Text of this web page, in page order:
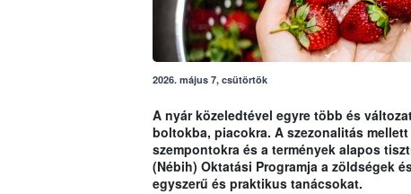
2026. május 7, csütörtök
A nyár közeledtével egyre több és
boltokba, piacokra. A szezonalitás
szempontokra és a termények alapos
(Nébih) Oktatási Programja a zöldségek
egyszerű és praktikus tanácsokat.